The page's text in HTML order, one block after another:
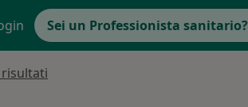
Sei un Professionista sanitario?